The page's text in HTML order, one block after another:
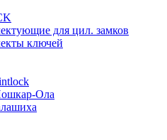
для цил. замков
ключей
Ола